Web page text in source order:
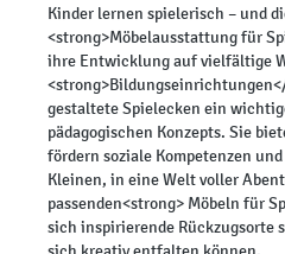
Kinder lernen spielerisch – und
<strong>Möbelausstattung für
ihre Entwicklung auf vielfältige
gestaltete Spielecken ein
pädagogischen Konzepts. Sie
fördern soziale Kompetenzen
Kleinen, in eine Welt voller
passenden<strong> Möbeln für
sich inspirierende Rückzugsorte